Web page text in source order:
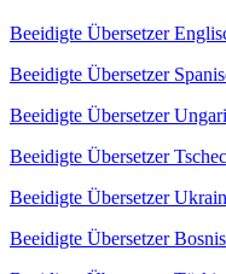
Beeidigte Übersetzer
Beeidigte Übersetzer
Beeidigte Übersetzer
Beeidigte Übersetzer
Beeidigte Übersetzer
Beeidigte Übersetzer